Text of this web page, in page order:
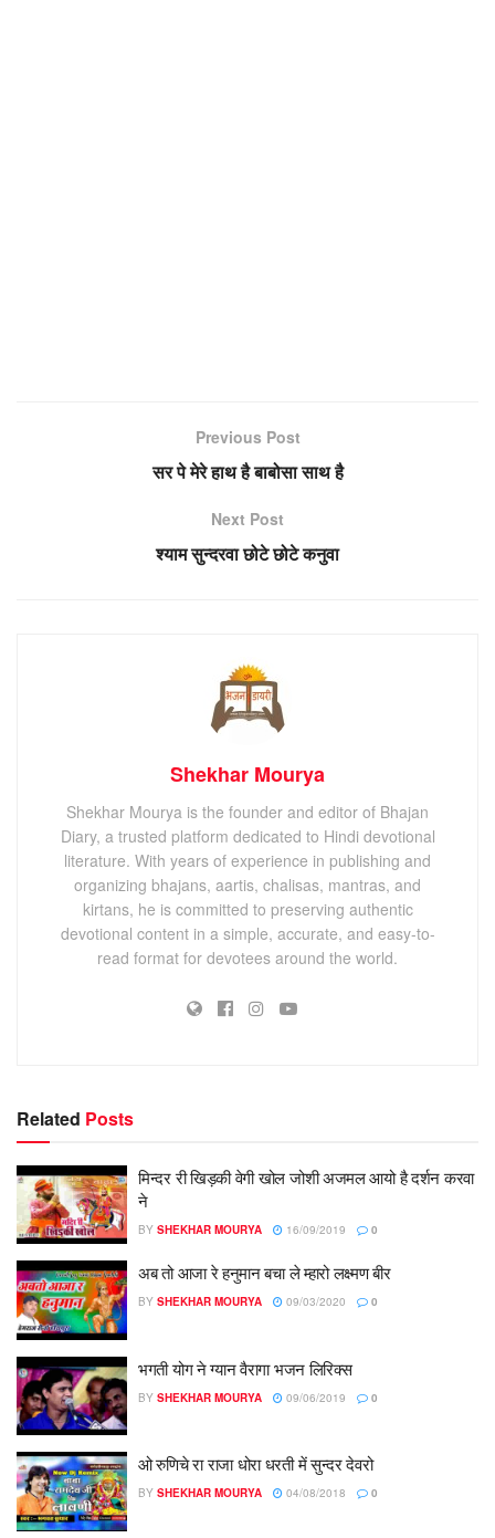
Previous Post
सर पे मेरे हाथ है बाबोसा साथ है
Next Post
श्याम सुन्दरवा छोटे छोटे कनुवा
Shekhar Mourya
Shekhar Mourya is the founder and editor of Bhajan
Diary, a trusted platform dedicated to Hindi devotional
literature. With years of experience in publishing and
organizing bhajans, aartis, chalisas, mantras, and
kirtans, he is committed to preserving authentic
devotional content in a simple, accurate, and easy-to-
read format for devotees around the world.
Related Posts
मिन्दर री खिड़की वेगी खोल जोशी अजमल आयो है दर्शन करवा
ने
BY SHEKHAR MOURYA 16/09/2019 0
अब तो आजा रे हनुमान बचा ले म्हारो लक्ष्मण बीर
BY SHEKHAR MOURYA 09/03/2020 0
भगती योग ने ग्यान वैरागा भजन लिरिक्स
BY SHEKHAR MOURYA 09/06/2019 0
ओ रुणिचे रा राजा धोरा धरती में सुन्दर देवरो
BY SHEKHAR MOURYA 04/08/2018 0